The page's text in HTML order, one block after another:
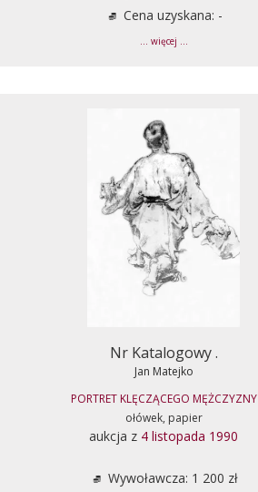
Cena uzyskana: -
... więcej ...
Nr Katalogowy .
Jan Matejko
PORTRET KLĘCZĄCEGO MĘŻCZYZNY
ołówek, papier
aukcja z 4 listopada 1990
Wywoławcza: 1 200 zł